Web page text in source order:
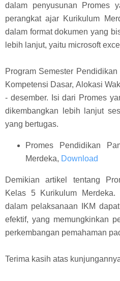
dalam penyusunan Promes
perangkat ajar Kurikulum
dalam format dokumen yang
lebih lanjut, yaitu microsoft
Program Semester
Kompetensi Dasar, Alokasi
- desember. Isi dari Promes
dikembangkan lebih lanjut
yang bertugas.
Promes Pendidikan
Merdeka, Download
Demikian artikel tentang
Kelas 5 Kurikulum Merdeka.
dalam pelaksanaan IKM
efektif, yang memungkinkan
perkembangan pemahaman
Terima kasih atas